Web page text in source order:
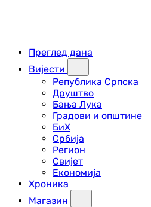
Преглед дана
Вијести
Република Српска
Друштво
Бања Лука
Градови и општине
БиХ
Србија
Регион
Свијет
Економија
Хроника
Магазин